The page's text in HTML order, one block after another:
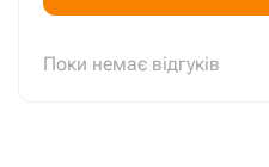
Поки немає відгуків